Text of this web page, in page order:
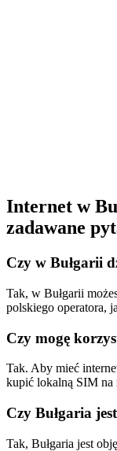
Internet w
zadawane
Czy w Bułgarii
Tak, w Bułgarii
polskiego operatora,
Czy mogę
Tak. Aby mieć
kupić lokalną SIM na
Czy Bułgaria
Tak, Bułgaria jest